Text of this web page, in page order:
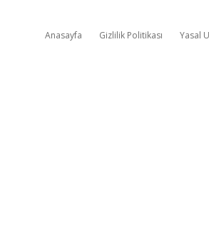
Anasayfa Gizlilik Politikası Yasal